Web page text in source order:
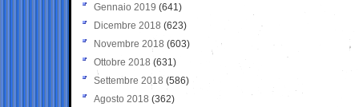
Gennaio 2019 (641)
Dicembre 2018 (623)
Novembre 2018 (603)
Ottobre 2018 (631)
Settembre 2018 (586)
Agosto 2018 (362)